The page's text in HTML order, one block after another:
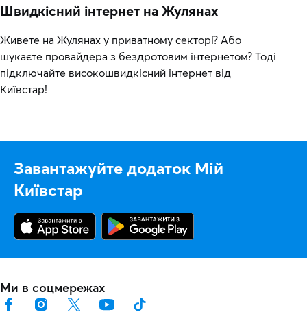
Швидкісний інтернет на Жулянах
Живете на Жулянах у приватному секторі? Або
шукаєте провайдера з бездротовим інтернетом? Тоді
підключайте високошвидкісний інтернет від
Київстар!
Завантажуйте додаток Мій
Київстар
Ми в соцмережах